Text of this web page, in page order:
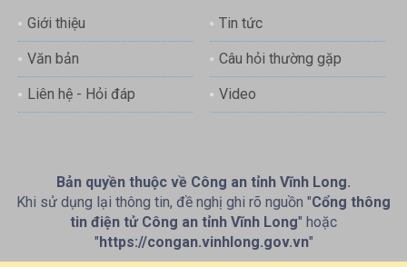
Giới thiệu Tin tức
Văn bản Câu hỏi thường gặp
Liên hệ - Hỏi đáp Video
Bản quyền thuộc về Công an tỉnh Vĩnh Long.
Khi sử dụng lại thông tin, đề nghị ghi rõ nguồn "Cổng thông
tin điện tử Công an tỉnh Vĩnh Long" hoặc
"https://congan.vinhlong.gov.vn"